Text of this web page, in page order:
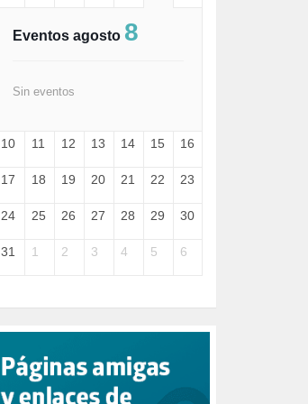
FELICIDAD (1)
FRANCISCO (5)
HUGO ZÁRATE (30)
I A (2)
INDEPENDENCIA (15)
INTELIGENCIA ARTIFICIAL (1)
JANE GOODDALL (1)
JAZZ (1)
JÓVENES (28)
JUSTICIA (13)
Eventos agosto 8
Sin eventos
10 11 12 13 14 15 16
17 18 19 20 21 22 23
24 25 26 27 28 29 30
31 1 2 3 4 5 6